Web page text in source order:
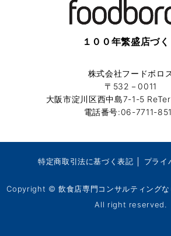
１００年繁盛店づく
株式会社フードボロ
〒532－0011
大阪市淀川区西中島7-1-5
電話番号:06-7711-
特定商取引法に基づく表記 プライ
Copyright ©飲食店専門コンサルティング
All right reserved.